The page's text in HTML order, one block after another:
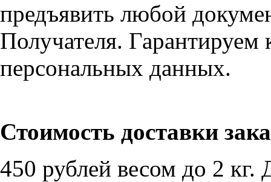
предъявить любой
Получателя.
персональных данных.
Стоимость доставки
450 рублей весом до 2 кг.